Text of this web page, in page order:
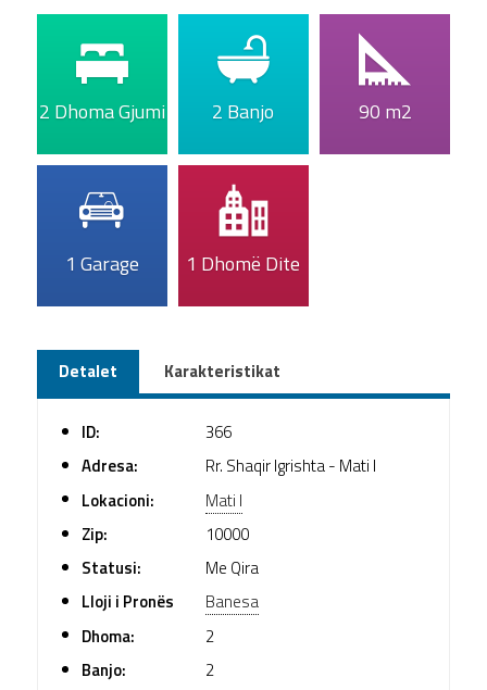
2 Dhoma Gjumi 2 Banjo 90 m2
1 Garage 1 Dhomë Dite
Detalet Karakteristikat
ID:
366
Adresa:
Rr. Shaqir Igrishta - Mati I
Lokacioni:
Mati I
Zip:
10000
Statusi:
Me Qira
Lloji i Pronës
Banesa
Dhoma:
2
Banjo:
2